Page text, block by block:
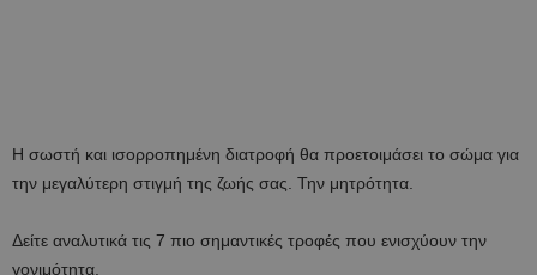
Η σωστή και ισορροπημένη διατροφή θα προετοιμάσει το σώμα για
την μεγαλύτερη στιγμή της ζωής σας. Την μητρότητα.
Δείτε αναλυτικά τις 7 πιο σημαντικές τροφές που ενισχύουν την
γονιμότητα.